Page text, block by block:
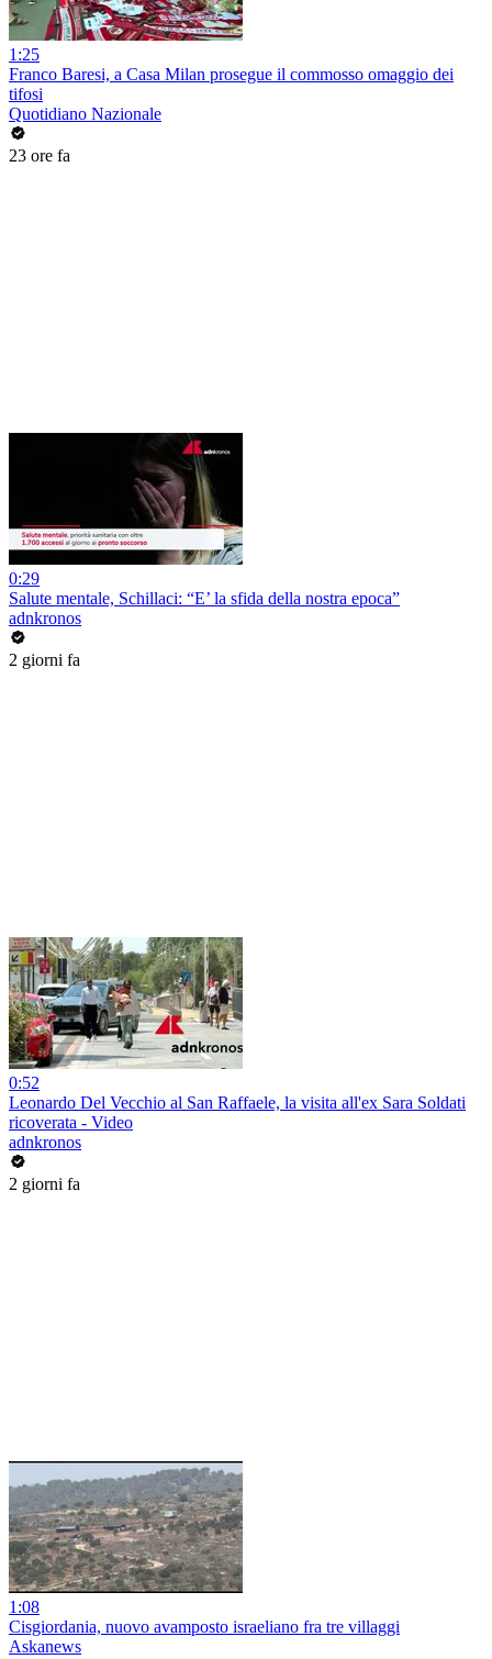
1:25
Franco Baresi, a Casa Milan prosegue il commosso omaggio dei
tifosi
Quotidiano Nazionale
23 ore fa
0:29
Salute mentale, Schillaci: “E’ la sfida della nostra epoca”
adnkronos
2 giorni fa
0:52
Leonardo Del Vecchio al San Raffaele, la visita all'ex Sara Soldati
ricoverata - Video
adnkronos
2 giorni fa
1:08
Cisgiordania, nuovo avamposto israeliano fra tre villaggi
Askanews